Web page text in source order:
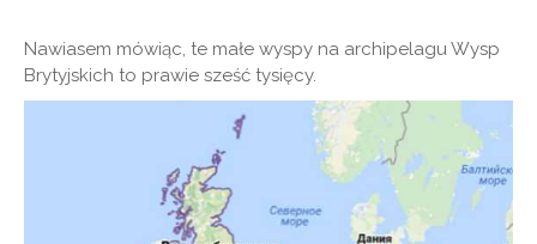
Nawiasem mówiąc, te małe wyspy na archipelagu Wysp
Brytyjskich to prawie sześć tysięcy.